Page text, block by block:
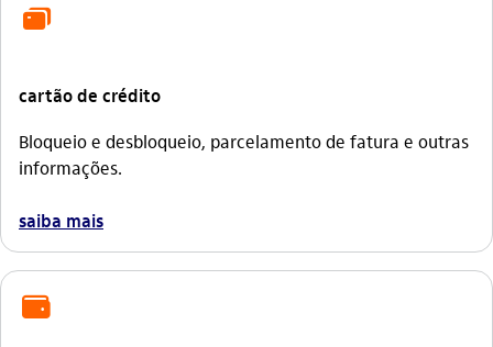
icon-itaufonts_cartoes
cartão de crédito
Bloqueio e desbloqueio, parcelamento de fatura e outras
informações.
saiba mais
icon-itaufonts_conta_corrente